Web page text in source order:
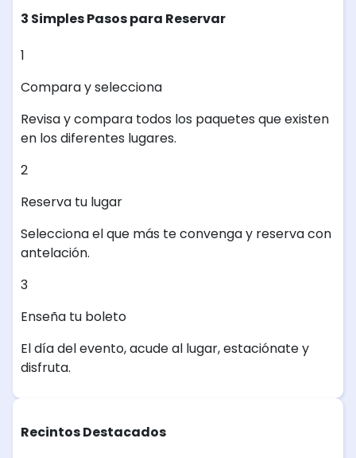
3 Simples Pasos para Reservar
1
Compara y selecciona
Revisa y compara todos los paquetes que existen
en los diferentes lugares.
2
Reserva tu lugar
Selecciona el que más te convenga y reserva con
antelación.
3
Enseña tu boleto
El día del evento, acude al lugar, estaciónate y
disfruta.
Recintos Destacados